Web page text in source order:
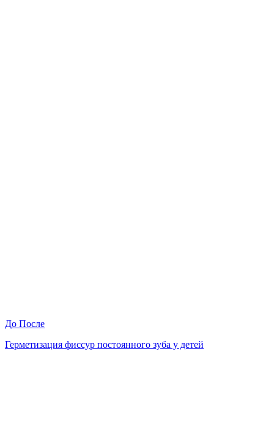
До После
Герметизация фиссур постоянного зуба у детей